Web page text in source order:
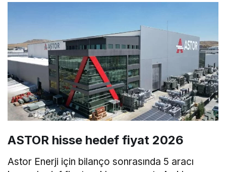
ASTOR hisse hedef fiyat 2026
Astor Enerji için bilanço sonrasında 5 aracı